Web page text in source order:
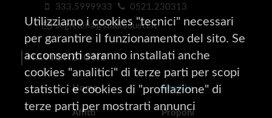
333.5999933 0521.230313
segreteria@studiodueci.it
NAVIGAZIONE
Home Vendite
Affitti Proponi
Utilizziamo i cookies "tecnici" necessari
per garantire il funzionamento del sito. Se
acconsenti saranno installati anche
cookies "analitici" di terze parti per scopi
statistici e cookies di "profilazione" di
terze parti per mostrarti annunci